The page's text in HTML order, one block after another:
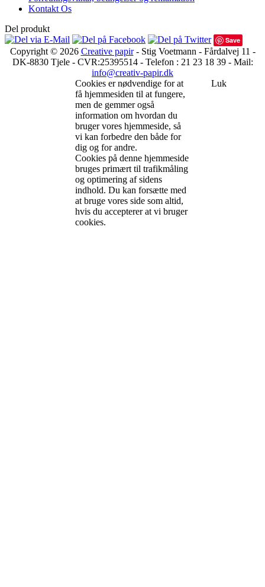
Kontakt Os
Del produkt
Save
Copyright © 2026 Creative papir- Stig Voetmann - Fårdalvej 11 -
DK-8830 Tjele - CVR:25395514 - Telefon : 21 23 18 39 - Mail:
info@creativ-papir.dk
Cookies er nødvendige for at
få hjemmesiden til at fungere,
men de gemmer også
information om hvordan du
bruger vores hjemmeside, så
vi kan forbedre den både for
dig og for andre.
Cookies på denne hjemmeside
bruges primært til trafikmåling
og optimering af sidens
indhold. Du kan forsætte med
at bruge vores side som altid,
hvis du accepterer at vi bruger
cookies.
Luk